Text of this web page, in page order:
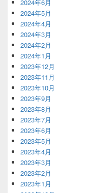
2024年6月
2024年5月
2024年4月
2024年3月
2024年2月
2024年1月
2023年12月
2023年11月
2023年10月
2023年9月
2023年8月
2023年7月
2023年6月
2023年5月
2023年4月
2023年3月
2023年2月
2023年1月